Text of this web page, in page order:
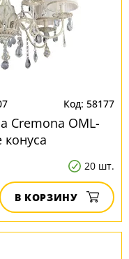
58177
Cremona OML-
20 шт.
В КОРЗИНУ